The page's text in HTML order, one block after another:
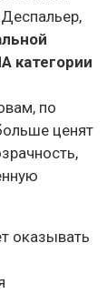
категории
по
ценят
оказывать